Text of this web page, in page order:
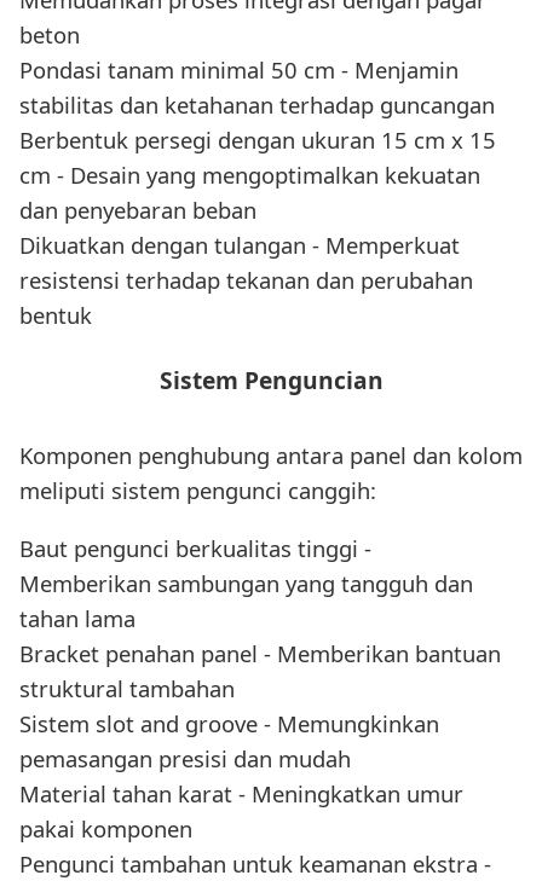
beton
Pondasi tanam minimal 50 cm - Menjamin
stabilitas dan ketahanan terhadap guncangan
Berbentuk persegi dengan ukuran 15 cm x 15
cm - Desain yang mengoptimalkan kekuatan
dan penyebaran beban
Dikuatkan dengan tulangan - Memperkuat
resistensi terhadap tekanan dan perubahan
bentuk
Sistem Penguncian
Komponen penghubung antara panel dan kolom
meliputi sistem pengunci canggih:
Baut pengunci berkualitas tinggi -
Memberikan sambungan yang tangguh dan
tahan lama
Bracket penahan panel - Memberikan bantuan
struktural tambahan
Sistem slot and groove - Memungkinkan
pemasangan presisi dan mudah
Material tahan karat - Meningkatkan umur
pakai komponen
Pengunci tambahan untuk keamanan ekstra -